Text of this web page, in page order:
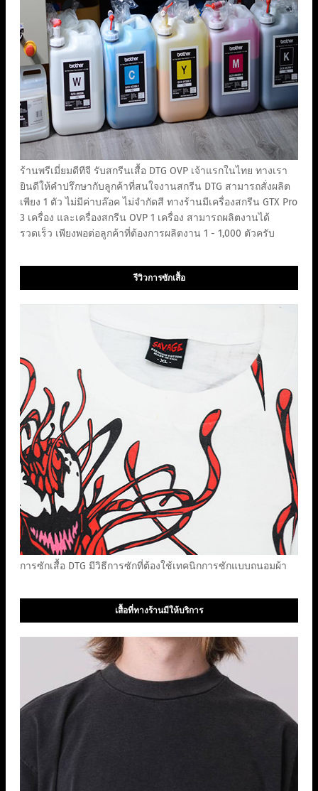
ร้านพรีเมี่ยมดีทีจี รับสกรีนเสื้อ DTG OVP เจ้าแรกในไทย ทางเรา
ยินดีให้คำปรึกษากับลูกค้าที่สนใจงานสกรีน DTG สามารถสั่งผลิต
เพียง 1 ตัว ไม่มีค่าบล๊อค ไม่จำกัดสี ทางร้านมีเครื่องสกรีน GTX Pro
3 เครื่อง และเครื่องสกรีน OVP 1 เครื่อง สามารถผลิตงานได้
รวดเร็ว เพียงพอต่อลูกค้าที่ต้องการผลิตงาน 1 - 1,000 ตัวครับ
รีวิวการซักเสื้อ
การซักเสื้อ DTG มีวิธีการซักที่ต้องใช้เทคนิกการซักแบบถนอมผ้า
เสื้อที่ทางร้านมีให้บริการ